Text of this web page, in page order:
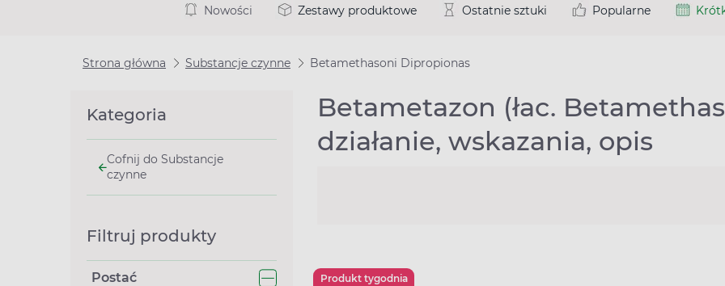
Nowości Zestawy produktowe Ostatnie sztuki Popularne
Strona główna Substancje czynne Betamethasoni Dipropionas
Kategoria
Cofnij do Substancje
czynne
Filtruj produkty
Postać
Betametazon (łac.
działanie, wskazania, opis
Produkt tygodnia